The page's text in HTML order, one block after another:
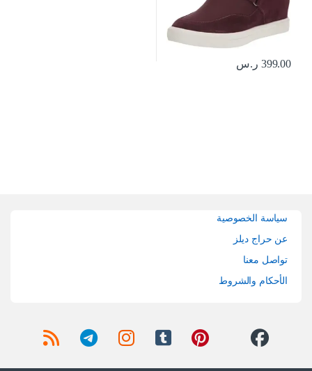
399.00 ر.س
سياسة الخصوصية
عن حراج ديلز
تواصل معنا
الأحكام والشروط